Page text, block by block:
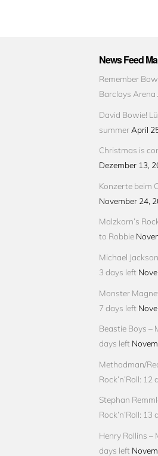
News Feed
Remember
Barclays Arena
David Bowie!
summer April
Christmas is
Dezember 13,
Konzerte beim
November 24,
Malzkorn’s
to Robbie
Michael
3 days left
Monster
7 days left
Beastie Boys –
days left
Methodman/
Rock’n’Roll: 12
Stephan
Rock’n’Roll: 13
Henry Rollins –
days left